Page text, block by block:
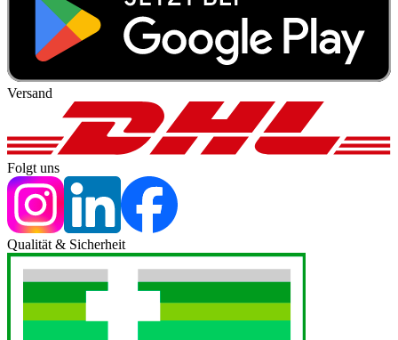
Versand
Folgt uns
Qualität & Sicherheit